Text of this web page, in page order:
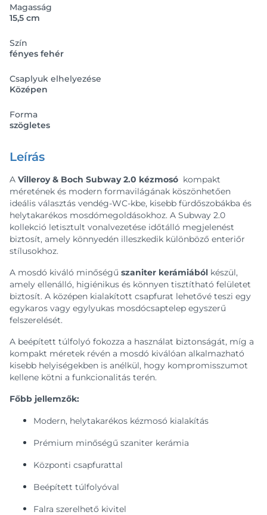
Magasság
15,5 cm
Szín
fényes fehér
Csaplyuk elhelyezése
Középen
Forma
szögletes
Leírás
A Villeroy & Boch Subway 2.0 kézmosó kompakt
méretének és modern formavilágának köszönhetően
ideális választás vendég-WC-kbe, kisebb fürdőszobákba és
helytakarékos mosdómegoldásokhoz. A Subway 2.0
kollekció letisztult vonalvezetése időtálló megjelenést
biztosít, amely könnyedén illeszkedik különböző enteriőr
stílusokhoz.
A mosdó kiváló minőségű szaniter kerámiából készül,
amely ellenálló, higiénikus és könnyen tisztítható felületet
biztosít. A középen kialakított csapfurat lehetővé teszi egy
egykaros vagy egylyukas mosdócsaptelep egyszerű
felszerelését.
A beépített túlfolyó fokozza a használat biztonságát, míg a
kompakt méretek révén a mosdó kiválóan alkalmazható
kisebb helyiségekben is anélkül, hogy kompromisszumot
kellene kötni a funkcionalitás terén.
Főbb jellemzők:
Modern, helytakarékos kézmosó kialakítás
Prémium minőségű szaniter kerámia
Központi csapfurattal
Beépített túlfolyóval
Falra szerelhető kivitel